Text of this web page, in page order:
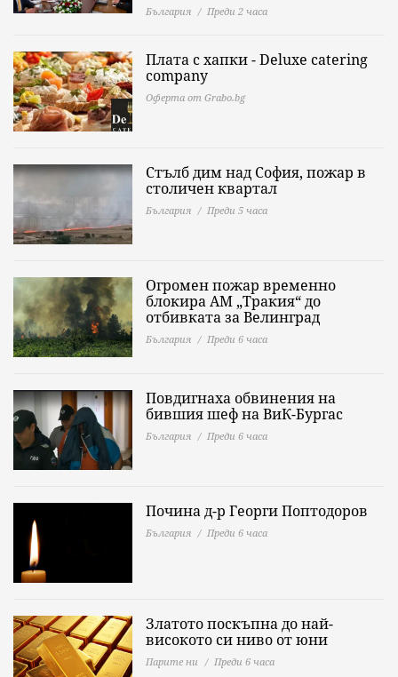
България Преди 2 часа
Плата с хапки - Deluxe catering
company
Оферта от Grabo.bg
Стълб дим над София, пожар в
столичен квартал
България Преди 5 часа
Огромен пожар временно
блокира АМ „Тракия“ до
отбивката за Велинград
България Преди 6 часа
Повдигнаха обвинения на
бившия шеф на ВиК-Бургас
България Преди 6 часа
Почина д-р Георги Поптодоров
България Преди 6 часа
Златото поскъпна до най-
високото си ниво от юни
Парите ни Преди 6 часа